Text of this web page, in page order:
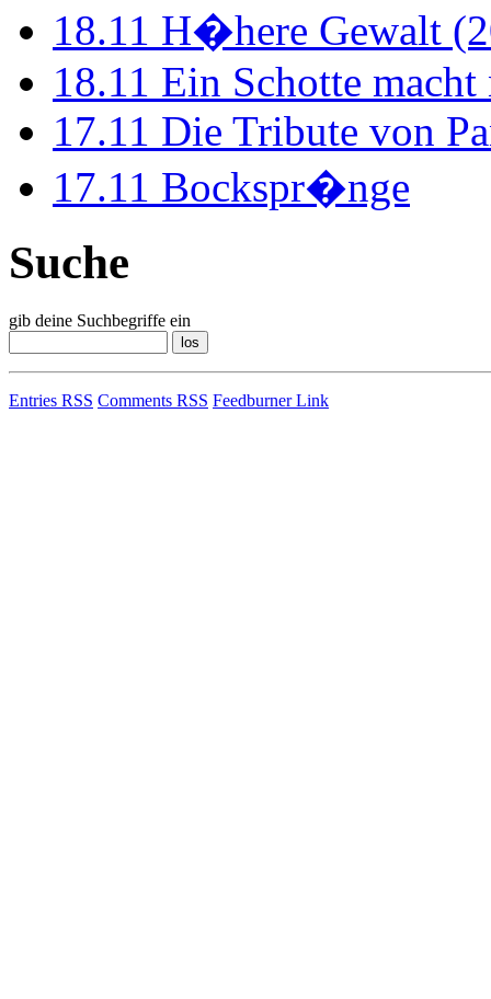
18.11 H�here Gewalt
18.11 Ein Schotte
17.11 Die Tribute von
17.11 Bockspr�nge
Suche
gib deine Suchbegriffe ein
Entries RSS Comments RSS Feedburner Link